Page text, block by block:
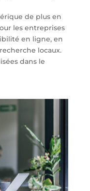
de plus en
les entreprises
en ligne, en
locaux.
dans le